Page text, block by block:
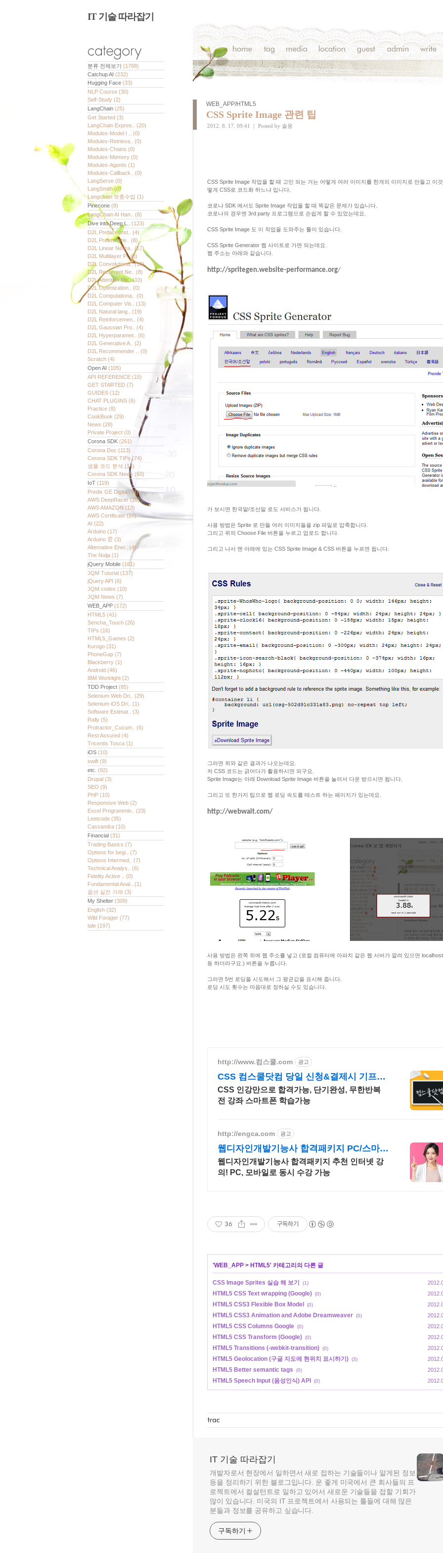
IT 기술 따라잡기
분류 전체보기 (1788)
Catchup AI (232)
Hugging Face (33)
NLP Course (30)
Self-Study (2)
LangChain (25)
Get Started (3)
LangChain Expres.. (20)
Modules-Model I .. (0)
Modules-Retrieva.. (0)
Modules-Chains (0)
Modules-Memory (0)
Modules-Agents (1)
Modules-Callback.. (0)
LangServe (0)
LangSmith(0)
Langchain 보충수업 (1)
Pinecone (8)
LangChain AI Han.. (8)
Dive into Deep L.. (123)
D2L Preface Inst.. (4)
D2L Preliminarie.. (8)
D2L Linear Neura.. (17)
D2L Multilayer P..(8)
D2L Convolutiona..(16)
D2L Recurrent Ne.. (8)
D2L Attention Me..(10)
D2L Optimization.. (0)
D2L Computationa.. (0)
D2L Computer Vis.. (13)
D2L Natural lang.. (19)
D2L Reinforcemen.. (4)
D2L Gaussian Pro.. (4)
D2L Hyperparamet.. (6)
D2L Generative A.. (2)
D2L Recommender .. (0)
Scratch (4)
Open AI (105)
API REFERENCE (15)
GET STARTED (7)
GUIDES (12)
CHAT PLUGINS (6)
Practice (8)
CookBook (29)
News (28)
Private Project (0)
Corona SDK (261)
Corona Doc (113)
Corona SDK TIPs (74)
샘플 코드 분석 (14)
Corona SDK News (60)
IoT (119)
Predix GE Digita.. (4)
AWS DeepRacer(28)
AWS AMAZON (13)
AWS Certificate(27)
AI (22)
Arduino (17)
Arduino 雲 (3)
Alternative Ener.. (4)
The Nolja (1)
jQuery Mobile (161)
JQM Tutorial (137)
jQuery API (6)
JQM codes (10)
JQM News (7)
WEB_APP (172)
HTML5 (41)
Sencha_Touch (26)
TIPs (16)
HTML5_Games (2)
Kurogo (31)
PhoneGap (7)
Blackberry (1)
Android (46)
IBM Worklight (2)
TDD Project (85)
Selenium Web Dri.. (29)
Selenium iOS Dri.. (1)
Software Estimat.. (3)
Rally (5)
Protractor_Cucum.. (6)
Rest Assured (4)
Tricentis Tosca (1)
iOS (10)
swift (9)
etc. (92)
Drupal (3)
SEO (9)
PHP (10)
Responsive Web (2)
Excel Programmin.. (23)
Leetcode (35)
Cassandra (10)
Financial (31)
Trading Basics (7)
Options for begi.. (7)
Options Intermed.. (7)
Technical Analys.. (6)
Fidelity Active .. (0)
Fundamental Anal.. (1)
옵션 실전 거래 (3)
My Shelter (309)
English (32)
Wild Forager (77)
tale (197)
WEB_APP/HTML5
CSS Sprite Image 관련 팁
2012. 8. 17. 09:41 | Posted by 솔웅
CSS Sprite Image 작업을 할 때 고민 되는 거는 어떻게 여러 이미지를 한개의 이미지로 만들고 이
떻게 CSS로 코드화 하느냐 입니다.
코로나 SDK 에서도 Sprite Image 작업을 할 때 똑같은 문제가 있습니다.
코로나의 경우엔 3rd party 프로그램으로 손쉽게 할 수 있었는데요.
CSS Sprite Image 도 이 작업을 도와주는 툴이 있습니다.
CSS Sprite Generator 웹 사이트로 가면 되는데요.
웹 주소는 아래와 같습니다.
http://spritegen.website-performance.org/
가 보시면 한국말/조선말 로도 서비스가 됩니다.
사용 방법은 Sprite 로 만들 여러 이미지들을 zip 파일로 압축합니다.
그리고 위의 Choose File 버튼을 누르고 업로드 합니다.
그리고 나서 맨 아래에 있는 CSS Sprite Image & CSS 버튼을 누르면 됩니다.
그러면 위와 같은 결과가 나오는데요.
저 CSS 코드는 긁어다가 활용하시면 되구요.
Sprite Image는 아래 Download Sprite Image 버튼을 눌러서 다운 받으시면 됩니다.
그리고 또 한가지 팁으로 웹 로딩 속도를 테스트 하는 페이지가 있는데요.
http://webwait.com/
사용 방법은 왼쪽 위에 웹 주소를 넣고 (로컬 컴퓨터에 아파치 같은 웹 서버가 깔려 있으면
동 하더라구요.) 버튼을 누릅니다.
그러면 5번 로딩을 시도해서 그 평균값을 표시해 줍니다.
로딩 시도 횟수는 마음대로 정하실 수도 있습니다.
http://www.컴스쿨.com 광고
CSS 컴스쿨닷컴 당일 신청&결제시 기프티
콘!
CSS 인강만으로 합격가능, 단기완성, 무한반복
전 강좌 스마트폰 학습가능
http://engca.com 광고
웹디자인개발기능사 합격패키지 PC/스마트
폰 동영상강의
웹디자인개발기능사 합격패키지 추천 인터넷 강
의! PC, 모바일로 동시 수강 가능
36 구독하기
'WEB_APP > HTML5' 카테고리의 다른 글
CSS Image Sprites 실습 해 보기 (1)
HTML5 CSS Text wrapping (Google) (0)
HTML5 CSS3 Flexible Box Model (0)
HTML5 CSS3 Animation and Adobe Dreamweaver (0)
HTML5 CSS Columns Google (0)
HTML5 CSS Transform (Google) (0)
HTML5 Transitions (-webkit-transition) (0)
HTML5 Geolocation (구글 지도에 현위치 표시하기) (3)
HTML5 Better semantic tags (0)
HTML5 Speech Input (음성인식) API (0)
IT 기술 따라잡기
개발자로서 현장에서 일하면서 새로 접하는 기술들이나 알게된 정보
등을 정리하기 위한 블로그입니다. 운 좋게 미국에서 큰 회사들의 프
로젝트에서 컬설턴트로 일하고 있어서 새로운 기술들을 접할 기회가
많이 있습니다. 미국의 IT 프로젝트에서 사용되는 툴들에 대해 많은
분들과 정보를 공유하고 싶습니다.
구독하기